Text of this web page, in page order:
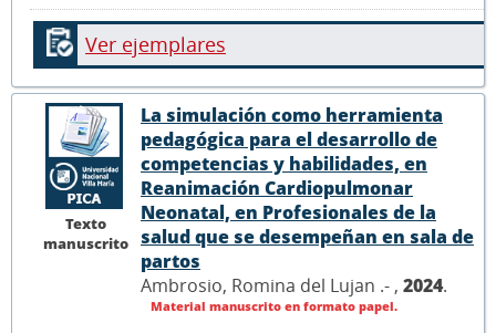
Ver ejemplares
Texto
manuscrito
La simulación como herramienta
pedagógica para el desarrollo de
competencias y habilidades, en
Reanimación Cardiopulmonar
Neonatal, en Profesionales de la
salud que se desempeñan en sala de
partos
Ambrosio, Romina del Lujan .- , 2024.
Material manuscrito en formato papel.